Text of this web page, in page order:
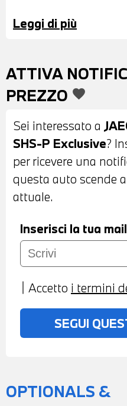
ESTERNI
OSCURATI -
ANTERIORI E
- INTERNI IN PELLE
CONTROL -
SISTEMA
NAVIGATORE -
APPLE CAR PLAY E
CLIMATIZZATORE
BRACCIOLO
SEDILI ANTERIORI
REGOLABILI
POSSIBILITA' DI
PERMUTA -
Leggi di più
ATTIVA
PREZZO favorite
Sei interessato a
SHS-P Exclusive?
per ricevere una
questa auto scende
attuale.
Inserisci la tua mail
Accetto i termini
SEGUI
OPTIONALS &